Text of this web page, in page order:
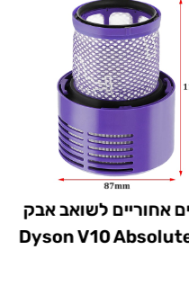
אחוריים לשואב אבק